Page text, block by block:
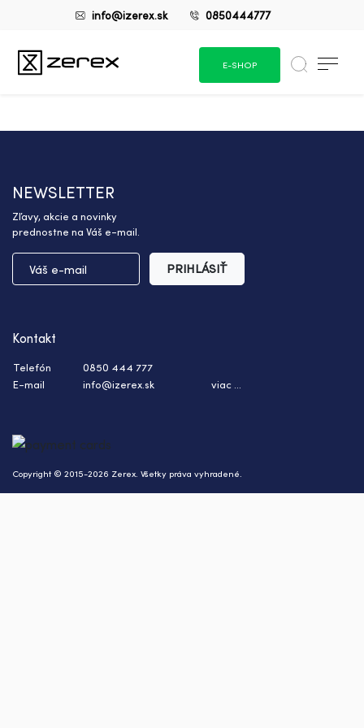
info@izerex.sk 0850444777
E-SHOP
NEWSLETTER
Zľavy, akcie a novinky
prednostne na Váš e-mail.
PRIHLÁSIŤ
Copyright © 2015-2026 Zerex. Všetky práva vyhradené.
Kontakt
Telefón
0850 444 777
E-mail
info@izerex.sk viac ...